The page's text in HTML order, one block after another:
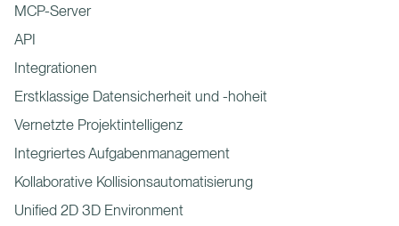
MCP-Server
API
Integrationen
Erstklassige Datensicherheit und -hoheit
Vernetzte Projektintelligenz
Integriertes Aufgabenmanagement
Kollaborative Kollisionsautomatisierung
Unified 2D 3D Environment